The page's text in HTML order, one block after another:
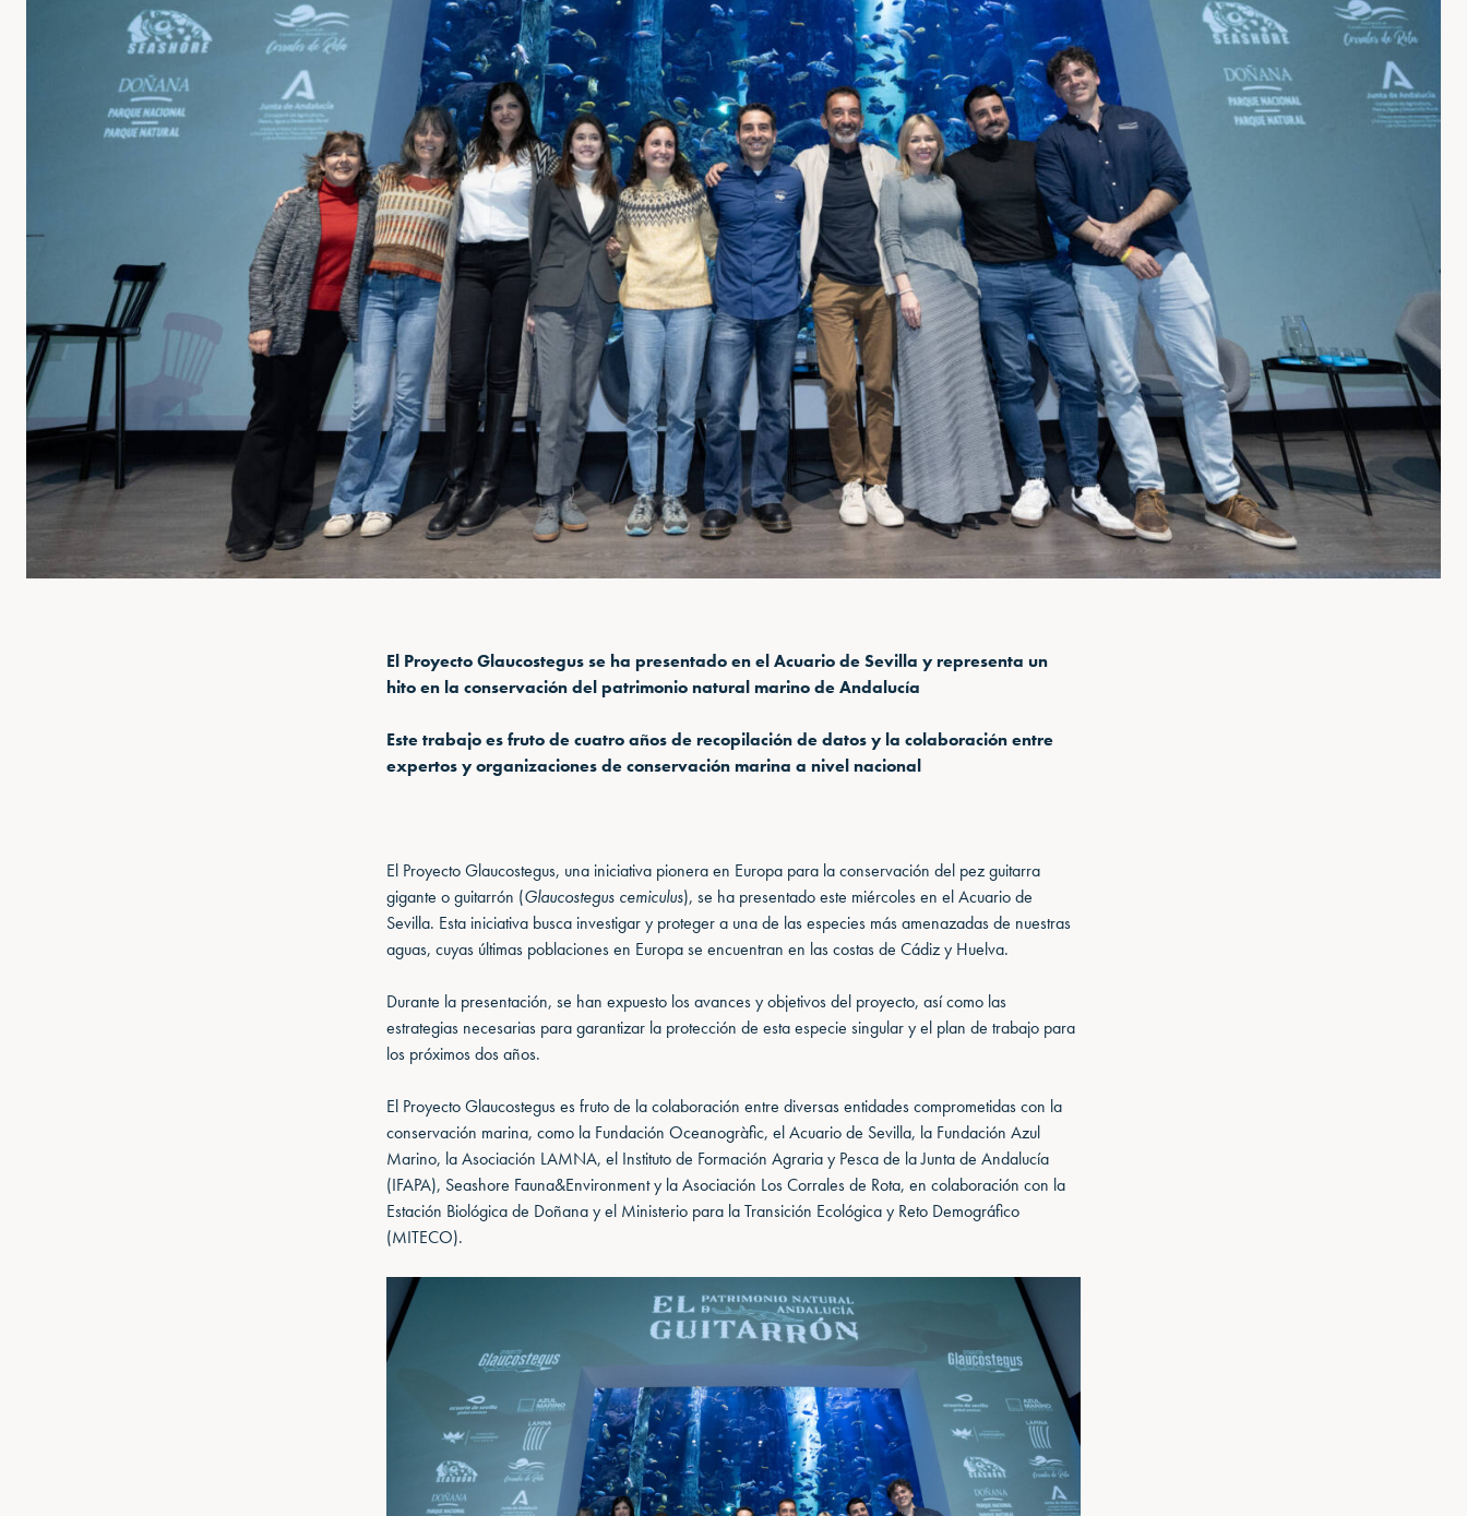
El Proyecto Glaucostegus se ha presentado en el Acuario de Sevilla y representa un
hito en la conservación del patrimonio natural marino de Andalucía
Este trabajo es fruto de cuatro años de recopilación de datos y la colaboración entre
expertos y organizaciones de conservación marina a nivel nacional
El Proyecto Glaucostegus, una iniciativa pionera en Europa para la conservación del pez guitarra
gigante o guitarrón (Glaucostegus cemiculus), se ha presentado este miércoles en el Acuario de
Sevilla. Esta iniciativa busca investigar y proteger a una de las especies más amenazadas de nuestras
aguas, cuyas últimas poblaciones en Europa se encuentran en las costas de Cádiz y Huelva.
Durante la presentación, se han expuesto los avances y objetivos del proyecto, así como las
estrategias necesarias para garantizar la protección de esta especie singular y el plan de trabajo para
los próximos dos años.
El Proyecto Glaucostegus es fruto de la colaboración entre diversas entidades comprometidas con la
conservación marina, como la Fundación Oceanogràfic, el Acuario de Sevilla, la Fundación Azul
Marino, la Asociación LAMNA, el Instituto de Formación Agraria y Pesca de la Junta de Andalucía
(IFAPA), Seashore Fauna&Environment y la Asociación Los Corrales de Rota, en colaboración con la
Estación Biológica de Doñana y el Ministerio para la Transición Ecológica y Reto Demográfico
(MITECO).